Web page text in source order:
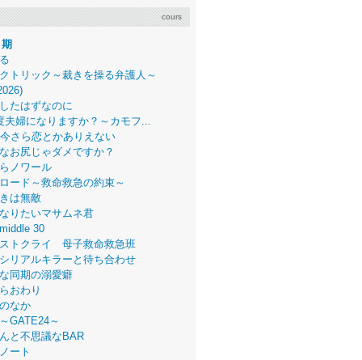
cours
トリック～裁きを操る弁護人～
たはずなのに
夫婦になりますか？～カモフ...
さら恋とかありえない
お尻じゃダメですか？
ノワール
ード～救命救急の約束～
は無敵
りたいマサムネ君
30
トクライ 母子救命救急班
リアルキラーと待ち合わせ
同期の溺愛癖
おわり
なか
GATE24～
と不思議なBAR
ート